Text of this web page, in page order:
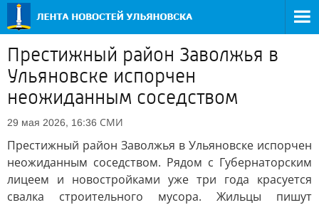
Престижный район Заволжья в
Ульяновске испорчен
неожиданным соседством
29 мая 2026, 16:36 СМИ
Престижный район Заволжья в Ульяновске испорчен
неожиданным соседством. Рядом с Губернаторским
лицеем и новостройками уже три года красуется
свалка строительного мусора. Жильцы пишут